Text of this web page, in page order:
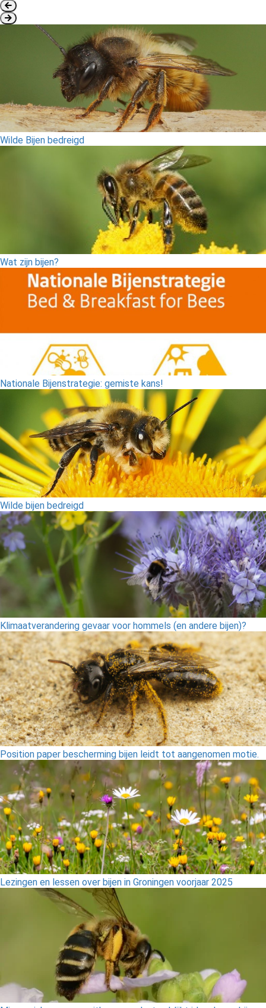
Wilde Bijen bedreigd
Wat zijn bijen?
Nationale Bijenstrategie: gemiste kans!
Wilde bijen bedreigd
Klimaatverandering gevaar voor hommels (en andere bijen)?
Position paper bescherming bijen leidt tot aangenomen motie.
Lezingen en lessen over bijen in Groningen voorjaar 2025